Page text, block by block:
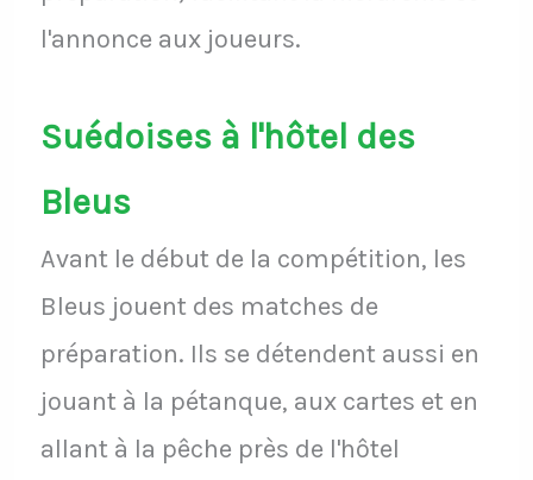
l'annonce aux joueurs.
Suédoises à l'hôtel des
Bleus
Avant le début de la compétition, les
Bleus jouent des matches de
préparation. Ils se détendent aussi en
jouant à la pétanque, aux cartes et en
allant à la pêche près de l'hôtel